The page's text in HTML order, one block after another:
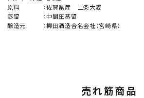
原料
：佐賀県産 二条大麦
蒸留
： 中間圧蒸留
醸造元
：柳田酒造合名会社（宮崎県）
売れ筋商品